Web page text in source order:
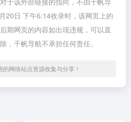
20日 下午6:14收录时，该网页上的
期网页的内容如出现违规，可以直
，千帆导航不承担任何责任。
网络站点资源收集与分享！